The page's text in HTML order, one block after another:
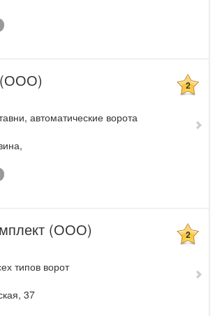
(ООО) 2
автоматические ворота
(ООО) 2
типов ворот
37